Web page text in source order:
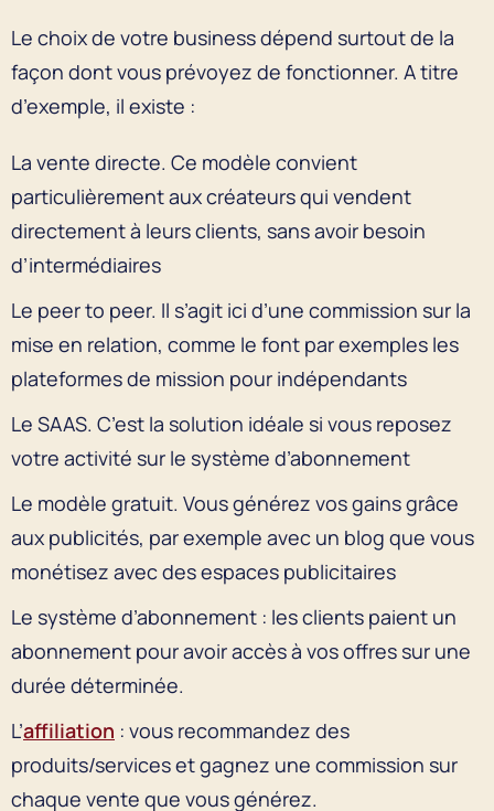
Le choix de votre business dépend surtout de la
façon dont vous prévoyez de fonctionner. A titre
d’exemple, il existe :
La vente directe. Ce modèle convient
particulièrement aux créateurs qui vendent
directement à leurs clients, sans avoir besoin
d’intermédiaires
Le peer to peer. Il s’agit ici d’une commission sur la
mise en relation, comme le font par exemples les
plateformes de mission pour indépendants
Le SAAS. C’est la solution idéale si vous reposez
votre activité sur le système d’abonnement
Le modèle gratuit. Vous générez vos gains grâce
aux publicités, par exemple avec un blog que vous
monétisez avec des espaces publicitaires
Le système d’abonnement : les clients paient un
abonnement pour avoir accès à vos offres sur une
durée déterminée.
L’affiliation : vous recommandez des
produits/services et gagnez une commission sur
chaque vente que vous générez.